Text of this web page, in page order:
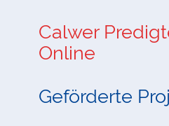
Calwer
Online
Geförderte